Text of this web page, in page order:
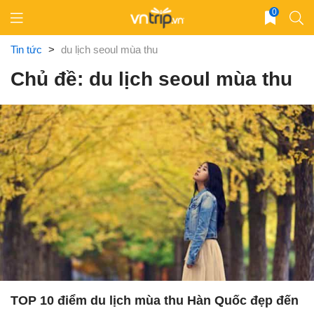
content
0
Tin tức > du lịch seoul mùa thu
Chủ đề: du lịch seoul mùa thu
TOP 10 điểm du lịch mùa thu Hàn Quốc đẹp đến